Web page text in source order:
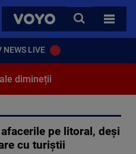
VOYO
CAUTA
TOATE
NEWS LIVE
dimineții
pe litoral, deși
cu turiștii